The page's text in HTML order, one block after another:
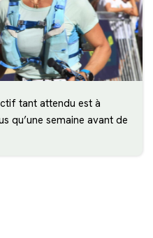
tant attendu est à
qu’une semaine avant de